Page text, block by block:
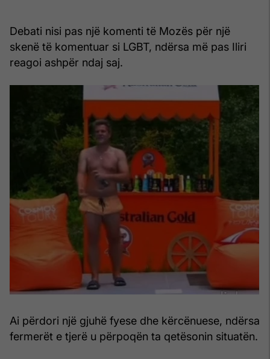
Debati nisi pas një komenti të Mozës për një
skenë të komentuar si LGBT, ndërsa më pas Iliri
reagoi ashpër ndaj saj.
Ai përdori një gjuhë fyese dhe kërcënuese, ndërsa
fermerët e tjerë u përpoqën ta qetësonin situatën.